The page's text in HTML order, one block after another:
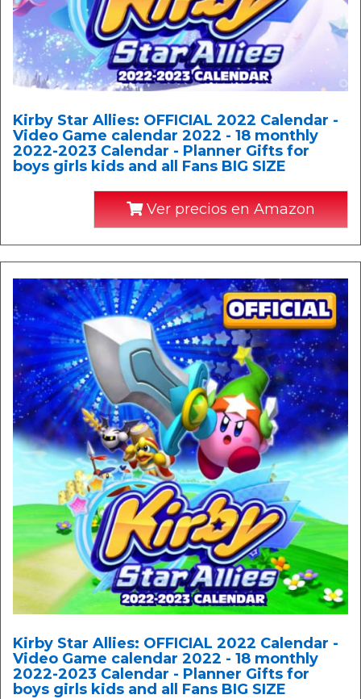
Kirby Star Allies: OFFICIAL 2022 Calendar -
Video Game calendar 2022 - 18 monthly
2022-2023 Calendar - Planner Gifts for
boys girls kids and all Fans BIG SIZE
Ver precios en Amazon
Kirby Star Allies: OFFICIAL 2022 Calendar -
Video Game calendar 2022 - 18 monthly
2022-2023 Calendar - Planner Gifts for
boys girls kids and all Fans BIG SIZE